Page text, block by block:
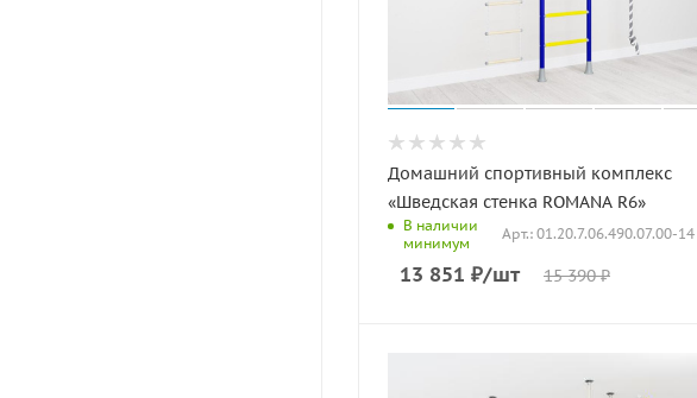
Домашний спортивный комплекс
«Шведская стенка ROMANA R6»
В наличии
минимум
Арт.: 01.20.7.06.490.07.00-14
13 851 ₽/шт 15 390₽